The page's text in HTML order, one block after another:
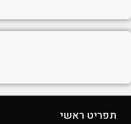
תפריט ראשי